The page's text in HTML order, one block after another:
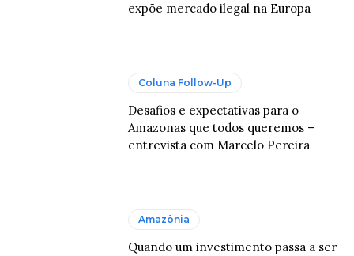
expõe mercado ilegal na Europa
Coluna Follow-Up
Desafios e expectativas para o
Amazonas que todos queremos –
entrevista com Marcelo Pereira
Amazônia
Quando um investimento passa a ser